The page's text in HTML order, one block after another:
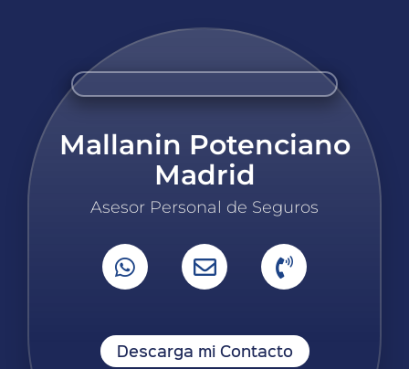
Mallanin Potenciano
Madrid
Asesor Personal de Seguros
Descarga mi Contacto